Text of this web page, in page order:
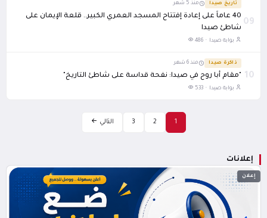
09
تاريخ صيدا منذ 5 شهر
40 عاماً على إعادة إفتتاح المسجد العمري الكبير.. قلعة الإيمان على
شاطئ صيدا
بوابة صيدا · 486
10
ذاكرة صيدا منذ 6 شهر
"مقام أبا روح في صيدا: نفحة قداسة على شاطئ التاريخ"
بوابة صيدا · 533
1
2
3 التالي
إعلانات
إعلان